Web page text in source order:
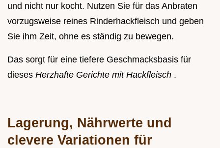
und nicht nur kocht. Nutzen Sie für das Anbraten
vorzugsweise reines Rinderhackfleisch und geben
Sie ihm Zeit, ohne es ständig zu bewegen.
Das sorgt für eine tiefere Geschmacksbasis für
dieses Herzhafte Gerichte mit Hackfleisch .
Lagerung, Nährwerte und
clevere Variationen für